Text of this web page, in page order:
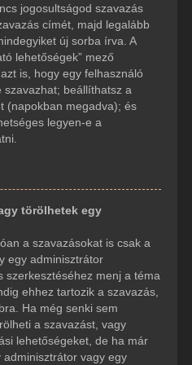
jogosultságod szavazás
címét, majd legalább
új sorba írva. A
lehetőségek” mező
is, hogy egy felhasználó
szavazhat; beállíthatsz a
(napokban megadva); és
legyen-e a
törölhetek egy
a szavazásokat is csak a
egy adminisztrátor
szerkesztéséhez menj a téma
ehhez tartozik a szavazás,
Ha még senki sem
a szavazást, vagy
lehetőségeket, de ha már
vagy egy